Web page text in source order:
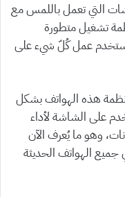
التي تعمل باللمس مع
تشغيل متطورة
عمل كُلّ شيء على
هذه الهواتف بشكل
على الشاشة لأداء
وهو ما يُعرف الآن
الهواتف الحديثة